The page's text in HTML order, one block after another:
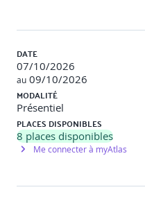
DATE
07/10/2026
au 09/10/2026
MODALITÉ
Présentiel
PLACES DISPONIBLES
8 places disponibles
Me connecter à myAtlas